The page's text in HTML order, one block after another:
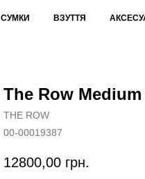
СУМКИ ВЗУТТЯ
The Row
THE ROW
00-00019387
12800,00 грн.